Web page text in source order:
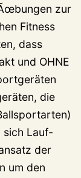
zur
Fitness
dass
und OHNE
die
Lauf-
der
um den